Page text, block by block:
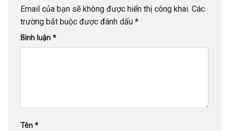
Email của bạn sẽ không được hiển thị công khai. Các
trường bắt buộc được đánh dấu *
Bình luận *
Tên *